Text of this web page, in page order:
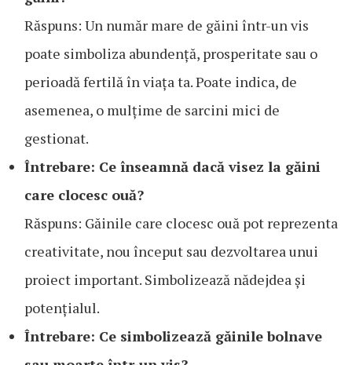
Răspuns: Un număr mare de găini într-un vis
poate simboliza abundență, prosperitate sau o
perioadă fertilă în viața ta. Poate indica, de
asemenea, o mulțime de sarcini mici de
gestionat.
Întrebare: Ce înseamnă dacă visez la găini
care clocesc ouă?
Răspuns: Găinile care clocesc ouă pot reprezenta
creativitate, nou început sau dezvoltarea unui
proiect important. Simbolizează nădejdea și
potențialul.
Întrebare: Ce simbolizează găinile bolnave